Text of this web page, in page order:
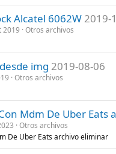
Alcatel 6062W 2019-
2019 Otros archivos
img 2019-08-06
Otros archivos
Mdm De Uber Eats
Otros archivos
De Uber Eats archivo eliminar